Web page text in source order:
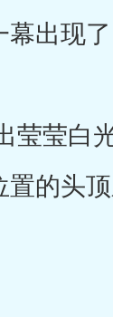
出现了
莹白
的头